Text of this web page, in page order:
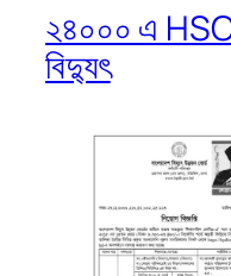
২৪০০০ এ HSC
বিদ্যুৎ